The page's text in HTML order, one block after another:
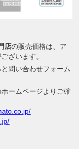
店の販売価格は、ア
ざいます。
問い合わせフォーム
ームページよりご確